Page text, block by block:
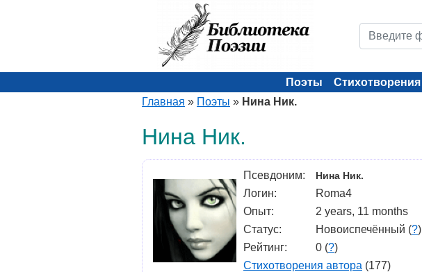
Поэты Стихотворения
Главная » Поэты » Нина Ник.
Нина Ник.
Псевдоним: Нина Ник.
Логин:
Roma4
Опыт:
2 years, 11 months
Статус:
Новоиспечённый (?)
Рейтинг:
0 (?)
Стихотворения автора (177)